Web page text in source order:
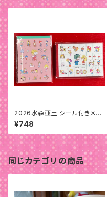
2026水森亜土 シール付きメモ
パッド
¥748
同じカテゴリの商品